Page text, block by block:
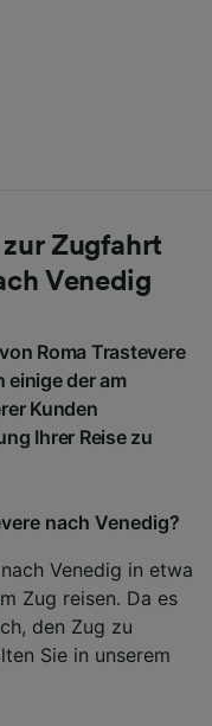
Zugfahrt
Venedig
Roma Trastevere
einige der am
Kunden
Ihrer Reise zu
nach Venedig?
Venedig in etwa
Zug reisen. Da es
den Zug zu
Sie in unserem